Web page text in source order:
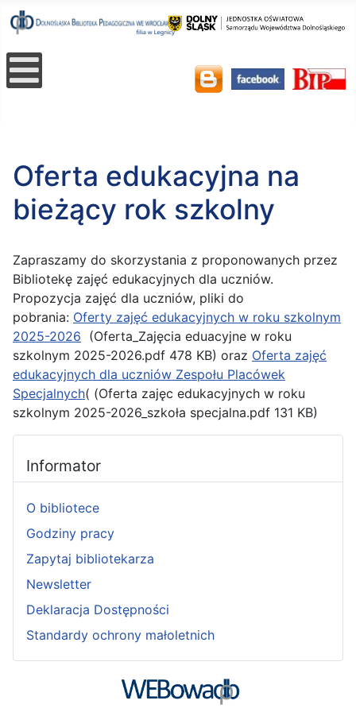
Informator
O bibliotece
Godziny pracy
Zapytaj bibliotekarza
Newsletter
Deklaracja Dostępności
Standardy ochrony małoletnich
Oferta edukacyjna na
bieżący rok szkolny
Zapraszamy do skorzystania z proponowanych przez
Bibliotekę zajęć edukacyjnych dla uczniów.
Propozycja zajęć dla uczniów, pliki do
pobrania: Oferty zajęć edukacyjnych w roku szkolnym
2025-2026 (Oferta_Zajęcia eduacyjne w roku
szkolnym 2025-2026.pdf 478 KB) oraz Oferta zajęć
edukacyjnych dla uczniów Zespołu Placówek
Specjalnych( (Oferta zajęc edukacyjnych w roku
szkolnym 2025-2026_szkoła specjalna.pdf 131 KB)